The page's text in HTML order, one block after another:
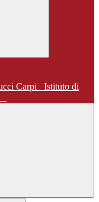
Istituto di